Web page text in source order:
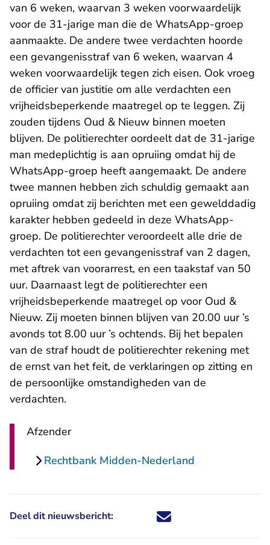
van 6 weken, waarvan 3 weken voorwaardelijk
voor de 31-jarige man die de WhatsApp-groep
aanmaakte. De andere twee verdachten hoorde
een gevangenisstraf van 6 weken, waarvan 4
weken voorwaardelijk tegen zich eisen. Ook vroeg
de officier van justitie om alle verdachten een
vrijheidsbeperkende maatregel op te leggen. Zij
zouden tijdens Oud & Nieuw binnen moeten
blijven. De politierechter oordeelt dat de 31-jarige
man medeplichtig is aan opruiing omdat hij de
WhatsApp-groep heeft aangemaakt. De andere
twee mannen hebben zich schuldig gemaakt aan
opruiing omdat zij berichten met een gewelddadig
karakter hebben gedeeld in deze WhatsApp-
groep. De politierechter veroordeelt alle drie de
verdachten tot een gevangenisstraf van 2 dagen,
met aftrek van voorarrest, en een taakstaf van 50
uur. Daarnaast legt de politierechter een
vrijheidsbeperkende maatregel op voor Oud &
Nieuw. Zij moeten binnen blijven van 20.00 uur ’s
avonds tot 8.00 uur ’s ochtends. Bij het bepalen
van de straf houdt de politierechter rekening met
de ernst van het feit, de verklaringen op zitting en
de persoonlijke omstandigheden van de
verdachten.
Afzender
Rechtbank Midden-Nederland
Deel dit nieuwsbericht: Deel dit nieuwsbericht via X -
Deel dit nieuwsbericht via
Deel dit nieuwsbericht
Deel dit